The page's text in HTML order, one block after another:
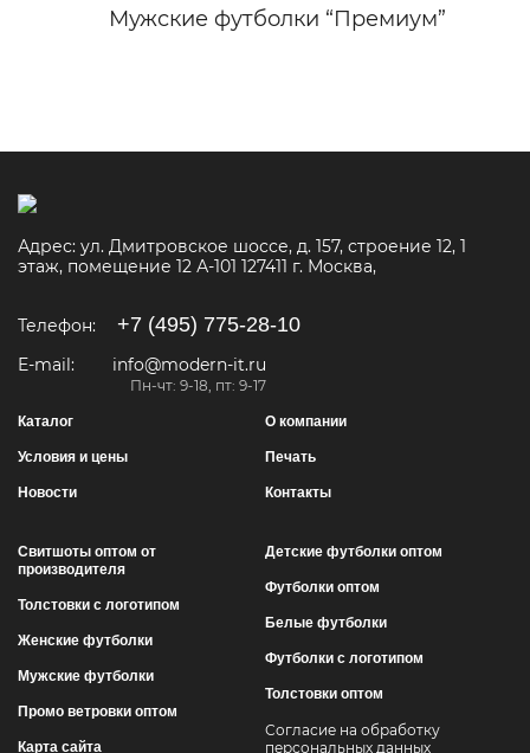
Мужские футболки “Премиум”
Адрес: ул. Дмитровское шоссе, д. 157, строение 12, 1
этаж, помещение 12 А-101 127411 г. Москва,
Телефон: +7 (495) 775-28-10
E-mail: info@modern-it.ru
Пн-чт: 9-18, пт: 9-17
Каталог О компании
Условия и цены Печать
Новости Контакты
Свитшоты оптом от
производителя
Толстовки с логотипом
Женские футболки
Мужские футболки
Промо ветровки оптом
Карта сайта
Детские футболки оптом
Футболки оптом
Белые футболки
Футболки с логотипом
Толстовки оптом
Согласие на обработку
персональных данных